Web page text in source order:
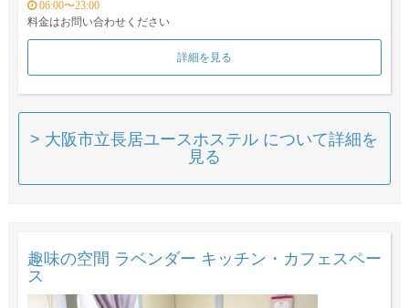
06:00〜23:00
料金はお問い合わせください
詳細を見る
> 大阪市立長居ユースホステル について詳細を
見る
趣味の空間 ラベンダー キッチン・カフェスペー
ス